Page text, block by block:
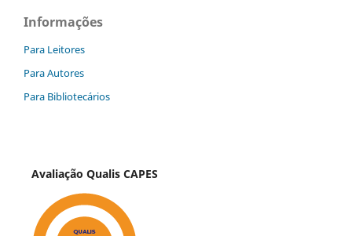
Informações
Para Leitores
Para Autores
Para Bibliotecários
Avaliação Qualis CAPES